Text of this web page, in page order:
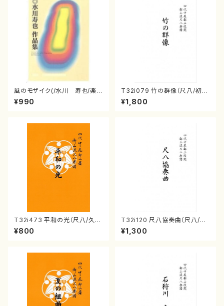
風のモザイク(/水川 寿也/楽
譜）
¥990
T32i079 竹の群像（尺八/初代
山本邦山/尺八/都山式譜）都山
流公刊楽譜曲番:528
¥1,800
T32i473 平和の光（尺八/久本
玄智/楽譜）都山流公刊楽譜曲
番:2181
¥800
T32i120 尺八協奏曲（尺八/二
代 山本邦山/尺八/都山式譜）都
山流公刊楽譜曲番:569
¥1,300